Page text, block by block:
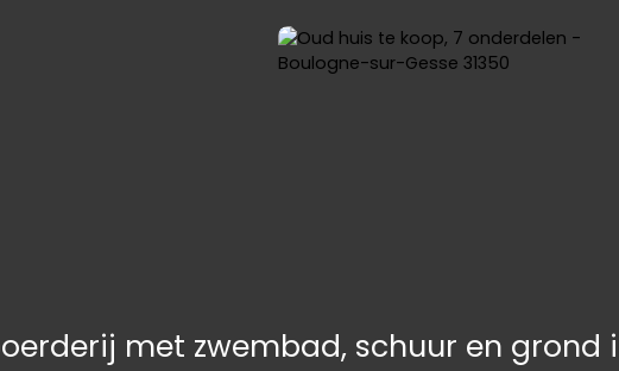
met zwembad, schuur en grond